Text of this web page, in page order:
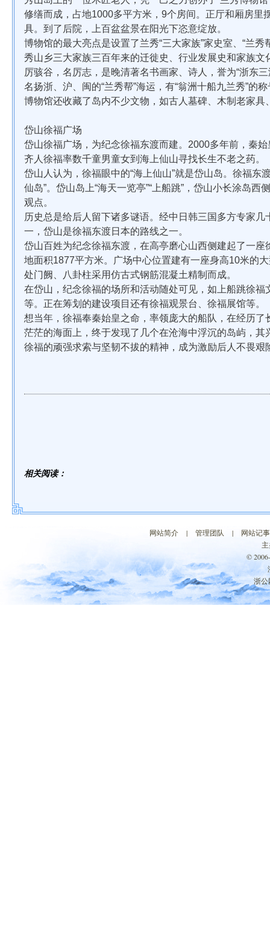
修缮而成，占地1000多平方米，9个房间。正厅和厢房里
具。到了后院，上百盆盆景在阳光下恣意绽放。
博物馆的最大亮点是设置了兰秀“三大家族”家史室、“兰
秀山乡三大家族三百年来的迁徙史、行业发展史和家族文
厉骇谷，名厉志，是晚清著名书画家、诗人，誉为“浙东
名扬浙、沪、闽的“兰秀帮”海运，有“翁洲十船九兰秀”的
博物馆还收藏了岛内不少文物，如古人墓碑、木制老家具
岱山徐福广场
岱山徐福广场，为纪念徐福东渡而建。2000多年前，秦
齐人徐福率数千童男童女到海上仙山寻找长生不老之药。
岱山人认为，徐福眼中的“海上仙山”就是岱山岛。徐福东
仙岛”。岱山岛上“海天一览亭”“上船跳”，岱山小长涂岛西
观点。
历史总是给后人留下诸多谜语。经中日韩三国多方专家
一，岱山是徐福东渡日本的路线之一。
岱山百姓为纪念徐福东渡，在高亭磨心山西侧建起了一
地面积1877平方米。广场中心位置建有一座身高10米的
处门阙、八卦柱采用仿古式钢筋混凝土精制而成。
在岱山，纪念徐福的场所和活动随处可见，如上船跳徐
等。正在筹划的建设项目还有徐福观景台、徐福展馆等。
想当年，徐福奉秦始皇之命，率领庞大的船队，在经历
茫茫的海面上，终于发现了几个在沧海中浮沉的岛屿，
徐福的顽强求索与坚韧不拔的精神，成为激励后人不畏艰
相关阅读：
网站简介 | 管理团队 |
网站记事
©
浙公